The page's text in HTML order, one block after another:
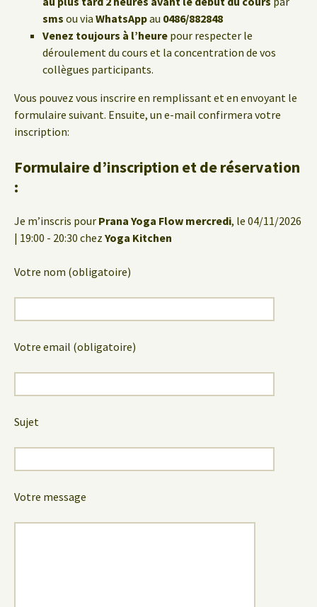
sms ou via WhatsAppau 0486/882848
Venez toujours à l’heure pour respecter le
déroulement du cours et la concentration de vos
collègues participants.
Vous pouvez vous inscrire en remplissant et en envoyant le
formulaire suivant. Ensuite, un e-mail confirmera votre
inscription:
Formulaire d’inscription et de réservation
:
Je m’inscris pour Prana Yoga Flow mercredi, le 04/11/2026
| 19:00 - 20:30 chez Yoga Kitchen
Votre nom (obligatoire)
Votre email (obligatoire)
Sujet
Votre message